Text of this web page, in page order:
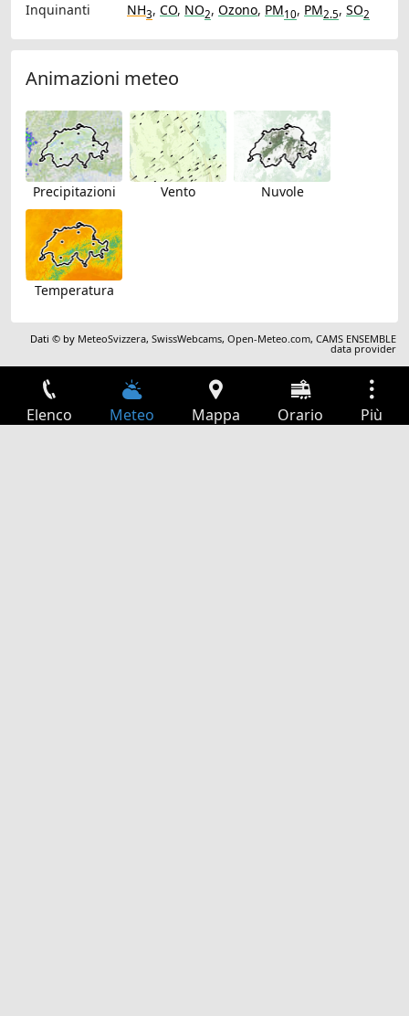
Inquinanti
NH3, CO, NO2, Ozono, PM10, PM2.5, SO2
Animazioni meteo
Precipitazioni Vento Nuvole
Temperatura
Dati © by MeteoSvizzera,SwissWebcams,Open-Meteo.com,CAMS ENSEMBLE
data provider
Elenco Meteo Mappa Orario Più